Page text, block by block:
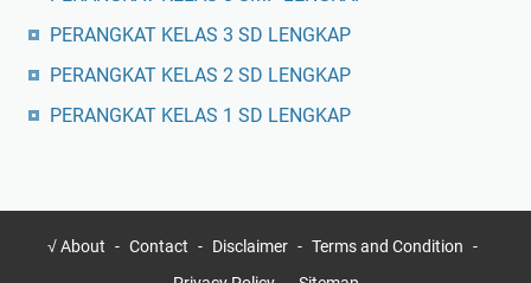
PERANGKAT KELAS 3 SD LENGKAP
PERANGKAT KELAS 2 SD LENGKAP
PERANGKAT KELAS 1 SD LENGKAP
√ About Contact Disclaimer
Terms and Condition